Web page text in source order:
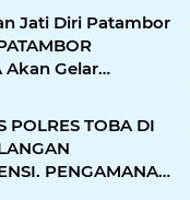
Jati Diri Patambor
Akan Gelar
Di Jakarta.
PENGAMANAN
TANAH DI